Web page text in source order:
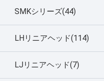
SMKシリーズ(44)
LHリニアヘッド(114)
LJリニアヘッド(7)